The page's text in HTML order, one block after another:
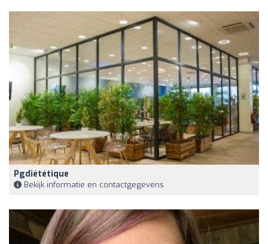
Pgdiététique
Bekijk informatie en contactgegevens